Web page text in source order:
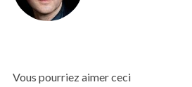
Vous pourriez aimer ceci